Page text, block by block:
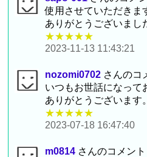
使用させていただきま
ありがとうございまし
★★★★★
2023-11-13 11:43:21
nozomi0702 さんのコ
いつもお世話になって
ありがとうございます。
★★★★★
2023-07-18 16:47:40
m0814 さんのコメント